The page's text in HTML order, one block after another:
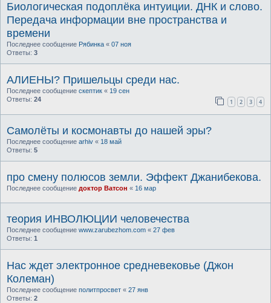
Биологическая подоплёка интуиции. ДНК и слово.
Передача информации вне пространства и
времени
Последнее сообщение Рябинка « 07 ноя
Ответы: 3
АЛИЕНЫ? Пришельцы среди нас.
Последнее сообщение скептик « 19 сен
Ответы: 24 1 2 3 4
Самолёты и космонавты до нашей эры?
Последнее сообщение arhiv « 18 май
Ответы: 5
про смену полюсов земли. Эффект Джанибекова.
Последнее сообщение доктор Ватсон « 16 мар
теория ИНВОЛЮЦИИ человечества
Последнее сообщение www.zarubezhom.com « 27 фев
Ответы: 1
Нас ждет электронное средневековье (Джон
Колеман)
Последнее сообщение политпросвет « 27 янв
Ответы: 2